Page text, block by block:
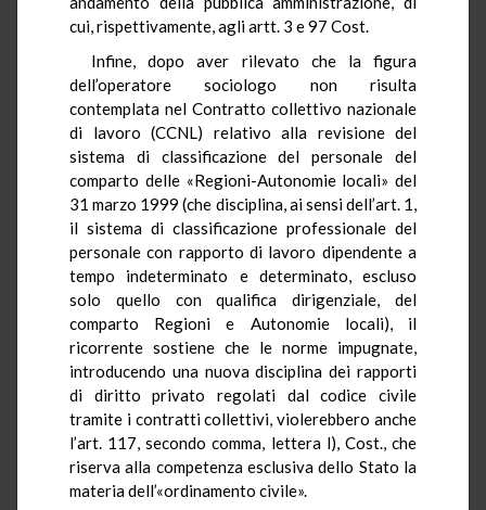
cui, rispettivamente, agli artt. 3 e 97 Cost.
Infine, dopo aver rilevato che la figura
dell’operatore sociologo non risulta
contemplata nel Contratto collettivo nazionale
di lavoro (CCNL) relativo alla revisione del
sistema di classificazione del personale del
comparto delle «Regioni-Autonomie locali» del
31 marzo 1999 (che disciplina, ai sensi dell’art. 1,
il sistema di classificazione professionale del
personale con rapporto di lavoro dipendente a
tempo indeterminato e determinato, escluso
solo quello con qualifica dirigenziale, del
comparto Regioni e Autonomie locali), il
ricorrente sostiene che le norme impugnate,
introducendo una nuova disciplina dei rapporti
di diritto privato regolati dal codice civile
tramite i contratti collettivi, violerebbero anche
l’art. 117, secondo comma, lettera l), Cost., che
riserva alla competenza esclusiva dello Stato la
materia dell’«ordinamento civile».